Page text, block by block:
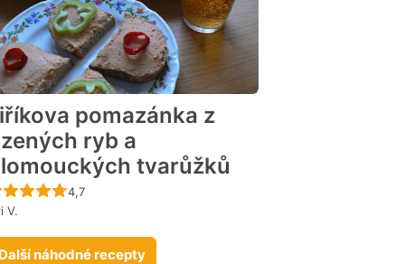
pomazánka z
ryb a
tvarůžků
Recept ještě nebyl hodnocen
4,7
V.
náhodné recepty